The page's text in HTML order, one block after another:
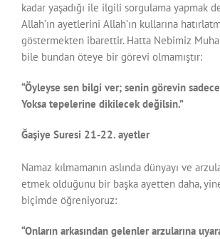
kadar yaşadığı ile ilgili sorgulama yapmak
Allah’ın ayetlerini Allah’ın kullarına
göstermekten ibarettir. Hatta Nebimiz
bile bundan öteye bir görevi olmamıştır:
“Öyleyse sen bilgi ver; senin görevin
Yoksa tepelerine dikilecek değilsin.”
Ğaşiye Suresi 21-22. ayetler
Namaz kılmamanın aslında dünyayı ve
etmek olduğunu bir başka ayetten daha,
biçimde öğreniyoruz:
“Onların arkasından gelenler arzularına